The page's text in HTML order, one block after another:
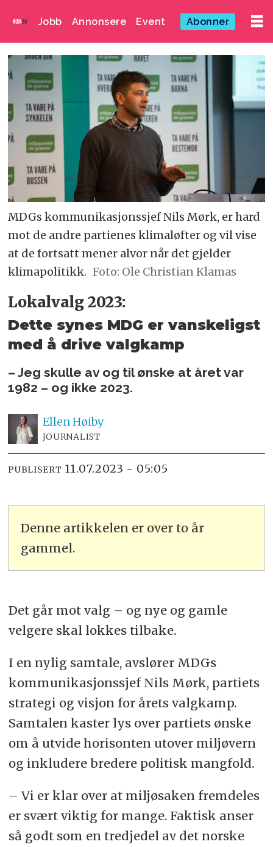
Jobb Annonsere Event Abonner
MDGs kommunikasjonssjef Nils Mørk, er hard
mot de andre partienes klimaløfter og vil vise
at de fortsatt mener alvor når det gjelder
klimapolitikk. Foto: Ole Christian Klamas
Lokalvalg 2023:
Dette synes MDG er vanskeligst
med å drive valgkamp
– Jeg skulle av og til ønske at året var
1982 – og ikke 2023.
EllenHøiby
JOURNALIST
PUBLISERT 11.07.2023 - 05:05
Denne artikkelen er over to år
gammel.
Det går mot valg – og nye og gamle
velgere skal lokkes tilbake.
I en nylig samtale, avslører MDGs
kommunikasjonssjef Nils Mørk, partiets
strategi og visjon for årets valgkamp.
Samtalen kaster lys over partiets ønske
om å utvide horisonten utover miljøvern
og inkludere bredere politisk mangfold.
– Vi er klar over at miljøsaken fremdeles
er svært viktig for mange. Faktisk anser
så godt som en tredjedel av det norske